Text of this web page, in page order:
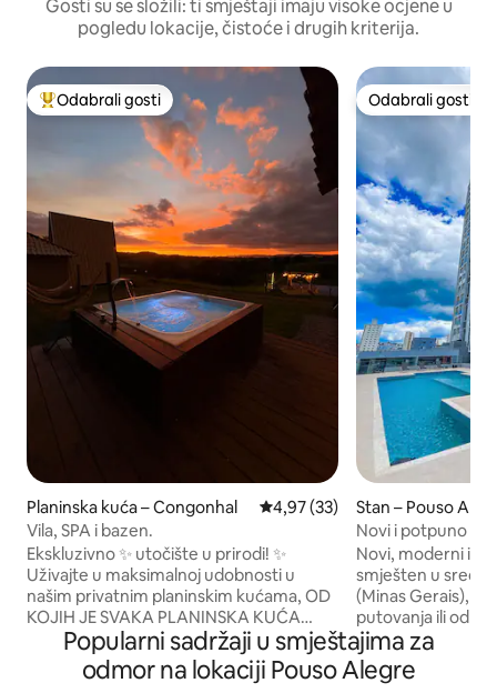
Gosti su se složili: ti smještaji imaju visoke ocjene u
pogledu lokacije, čistoće i drugih kriterija.
Među najviše rangiranima s oznakom „Odabrali gosti”
Odabrali gosti
Planinska kuća – Congonhal Prosječna ocjena: 4,97/5,
4,97 (33)
Vila, SPA i bazen.
Ekskluzivno ✨ utočište u prirodi! ✨
Uživajte u maksimalnoj udobnosti u
našim privatnim planinskim kućama, OD
KOJIH JE SVAKA PLANINSKA KUĆA
opremljena: 2000L ✅ SPA s
kromoterapijom za opuštanje. Potpuno
✅ opremljena kuhinja, roštilj i privatne
Odabrali gosti
Odabrali gosti
Stan – Pouso
Novi i potpuno
Novi, moderni i
smješten u
(Minas Gerais),
putovanja ili
krevetom s
razvlačenje u
dnevni boravak,
Popularni sadržaji u smještajima za
odmor na lokaciji Pouso Alegre